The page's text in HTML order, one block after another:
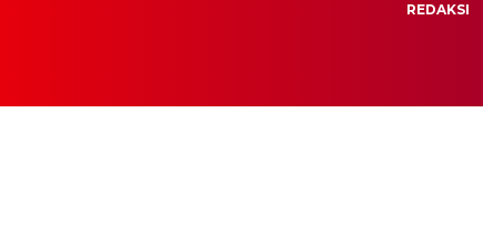
REDAKSI